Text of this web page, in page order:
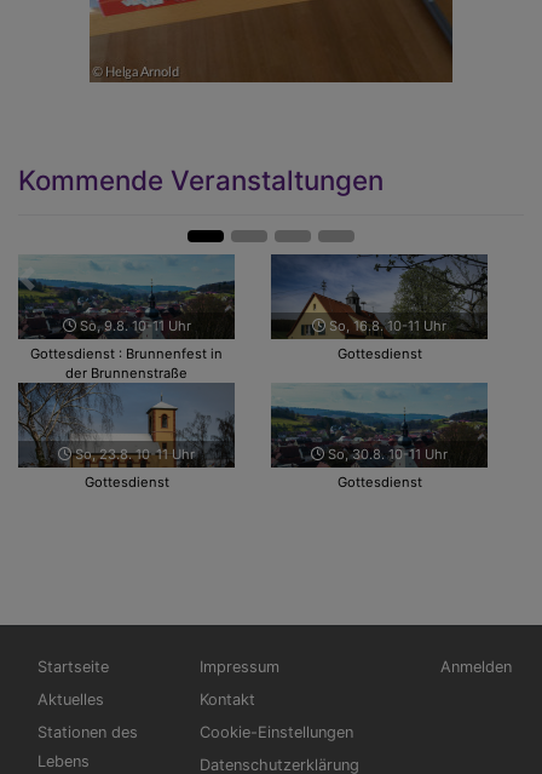
Kommende Veranstaltungen
So, 9.8. 10-11 Uhr
Gottesdienst : Brunnenfest in
der Brunnenstraße
So, 16.8. 10-11 Uhr
Gottesdienst
So, 23.8. 10-11 Uhr
Gottesdienst
So, 30.8. 10-11 Uhr
Gottesdienst
Zurück
Hauptnavigation
Startseite
Aktuelles
Stationen des
Lebens
Fußbereichsmenü
Impressum
Kontakt
Cookie-Einstellungen
Datenschutzerklärung
Anmelden